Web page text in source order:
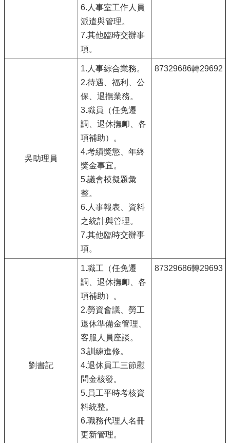
6.人事室工作人員
派遣與管理。
7.其他臨時交辦事
項。
吳助理員
1.人事綜合業務。
2.待遇、福利、公
保、退撫業務。
3.職員（任免遷
調、退休撫卹、各
項補助）。
4.考績獎懲、年終
獎金事宜。
5.議會模擬題彙
整。
6.人事報表、資料
之統計與管理。
7.其他臨時交辦事
項。
87329686轉29692
劉書記
1.職工（任免遷
調、退休撫卹、各
項補助）。
2.勞資會議、勞工
退休準備金管理、
客服人員座談。
3.訓練進修。
4.退休員工三節慰
問金核發。
5.員工平時考核資
料統整。
6.職務代理人名冊
更新管理。
87329686轉29693